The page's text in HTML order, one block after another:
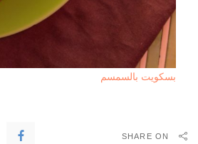
بسكويت بالسمسم
SHARE ON